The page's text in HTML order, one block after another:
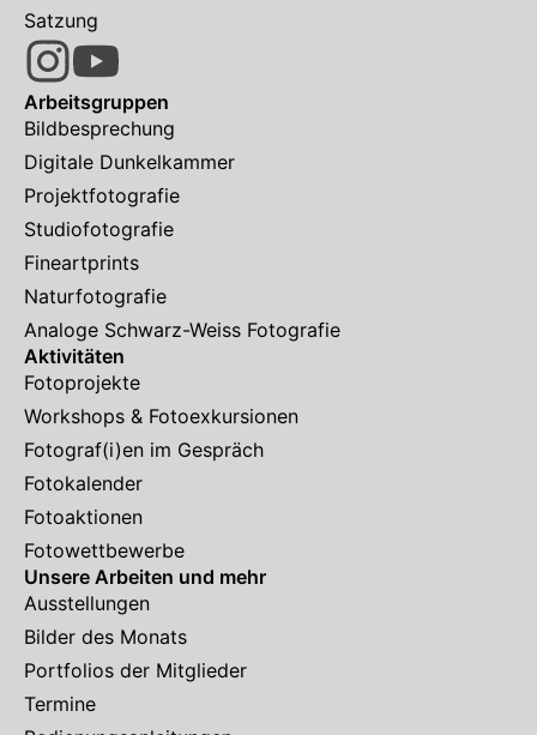
Satzung
Arbeitsgruppen
Bildbesprechung
Digitale Dunkelkammer
Projektfotografie
Studiofotografie
Fineartprints
Naturfotografie
Analoge Schwarz-Weiss Fotografie
Aktivitäten
Fotoprojekte
Workshops & Fotoexkursionen
Fotograf(i)en im Gespräch
Fotokalender
Fotoaktionen
Fotowettbewerbe
Unsere Arbeiten und mehr
Ausstellungen
Bilder des Monats
Portfolios der Mitglieder
Termine